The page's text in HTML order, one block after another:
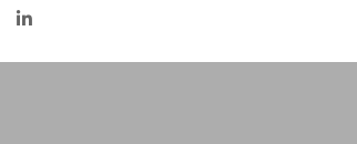
Linkedin